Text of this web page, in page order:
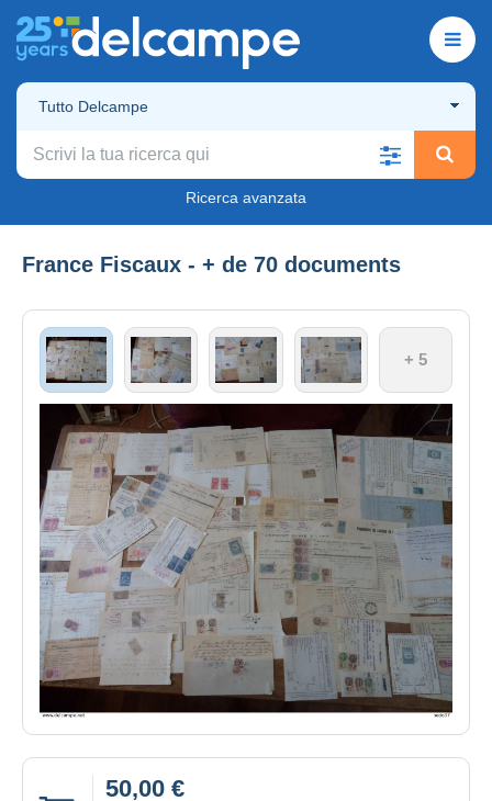
Tutto Delcampe
Ricerca avanzata
France Fiscaux - + de 70 documents
+ 5
50,00 €